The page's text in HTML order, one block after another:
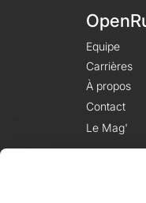
Equipe
Carrières
À propos
Contact
Le Mag'